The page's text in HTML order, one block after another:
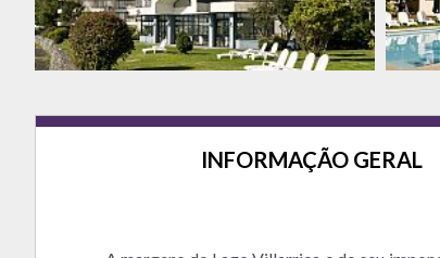
INFORMAÇÃO GERAL